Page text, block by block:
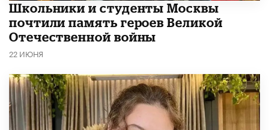
Школьники и студенты Москвы
почтили память героев Великой
Отечественной войны
22 ИЮНЯ